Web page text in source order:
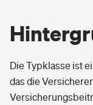
Die Typklasse ist
das die